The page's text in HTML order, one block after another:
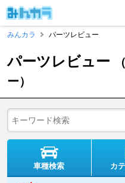
みんカラ
パーツレビュー
パーツレビュー
ー）
車種検索 カ